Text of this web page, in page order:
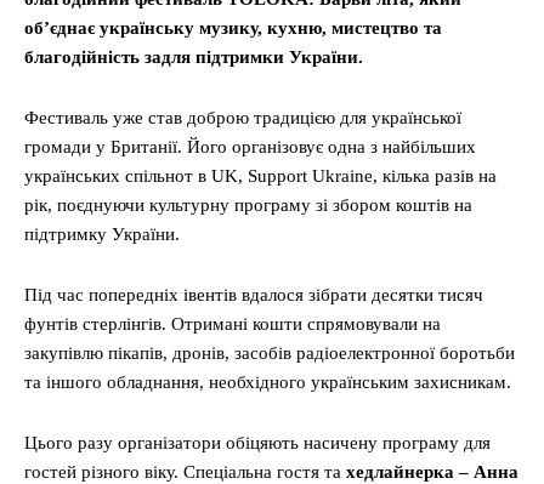
об’єднає українську музику, кухню, мистецтво та
благодійність задля підтримки України.
Фестиваль уже став доброю традицією для української
громади у Британії. Його організовує одна з найбільших
українських спільнот в UK, Support Ukraine, кілька разів на
рік, поєднуючи культурну програму зі збором коштів на
підтримку України.
Під час попередніх івентів вдалося зібрати десятки тисяч
фунтів стерлінгів. Отримані кошти спрямовували на
закупівлю пікапів, дронів, засобів радіоелектронної боротьби
та іншого обладнання, необхідного українським захисникам.
Цього разу організатори обіцяють насичену програму для
гостей різного віку. Спеціальна гостя та хедлайнерка – Анна